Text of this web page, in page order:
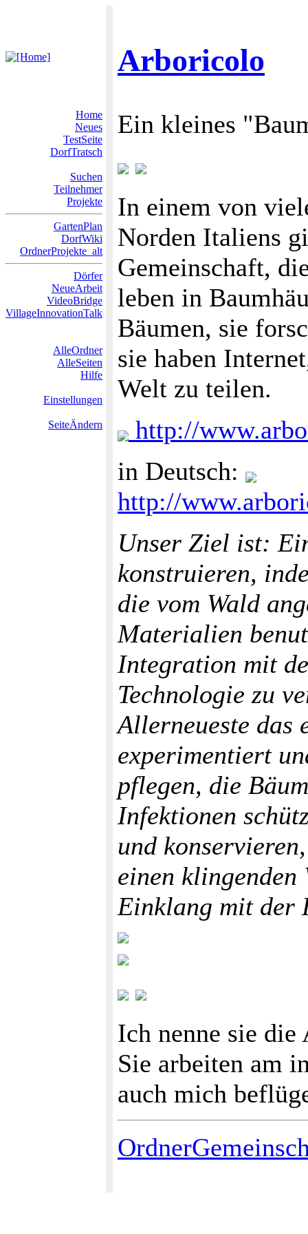
Arboricolo
Home
Neues
TestSeite
DorfTratsch
Suchen
Teilnehmer
Projekte
GartenPlan
DorfWiki
OrdnerProjekte_alt
Dörfer
NeueArbeit
VideoBridge
VillageInnovationTalk
AlleOrdner
AlleSeiten
Hilfe
Einstellungen
SeiteÄndern
Ein kleines
In einem von
Norden Italiens
Gemeinschaft,
leben in
Bäumen, sie
sie haben
Welt zu teilen.
http://
in Deutsch:
http://
Unser Ziel ist:
konstruieren,
die vom Wald
Materialien
Integration mit
Technologie zu
Allerneueste das
experimentiert
pflegen, die
Infektionen
und
einen
Einklang mit der
Ich nenne sie die
Sie arbeiten am
auch mich